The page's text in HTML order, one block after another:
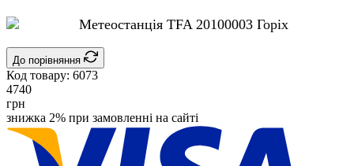
До порівняння
Код товару: 6073
4740
грн
знижка 2% при замовленні на сайті